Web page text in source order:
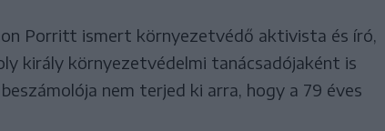
Porritt ismert környezetvédő aktivista és író,
király környezetvédelmi tanácsadójaként is
nem terjed ki arra, hogy a 79 éves